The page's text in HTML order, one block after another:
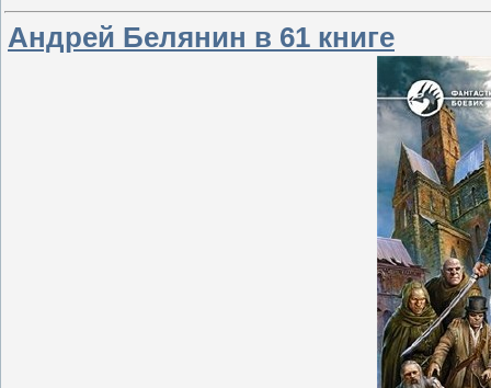
Андрей Белянин в 61 книге